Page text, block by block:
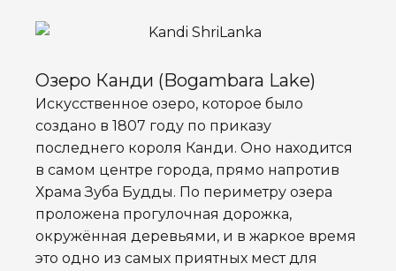
Озеро Канди (Bogambara Lake)
Искусственное озеро, которое было
создано в 1807 году по приказу
последнего короля Канди. Оно находится
в самом центре города, прямо напротив
Храма Зуба Будды. По периметру озера
проложена прогулочная дорожка,
окружённая деревьями, и в жаркое время
это одно из самых приятных мест для